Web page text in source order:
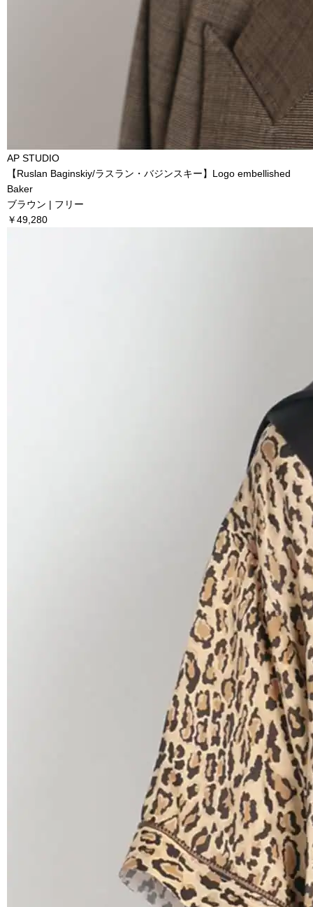
AP STUDIO
【Ruslan Baginskiy/ラスラン・バジンスキー】Logo embellished
Baker
ブラウン | フリー
￥49,280